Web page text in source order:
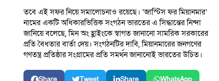
তবে এই সফর নিয়ে সমালোচনাও রয়েছে। ‘জাস্টিস ফর মিয়ানমার’
নামের একটি অধিকারভিত্তিক সংগঠন ভারতের এ সিদ্ধান্তের নিন্দা
জানিয়ে বলেছে, মিন অং হ্লাইংকে স্বাগত জানানো সামরিক সরকারের
প্রতি বৈধতার বার্তা দেয়। সংগঠনটির দাবি, মিয়ানমারের জনগণের
গণতন্ত্র প্রতিষ্ঠার সংগ্রামের প্রতি সমর্থন জানানোই ভারতের উচিত।